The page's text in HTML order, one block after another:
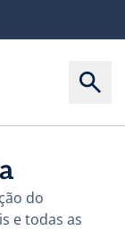
do
e todas as